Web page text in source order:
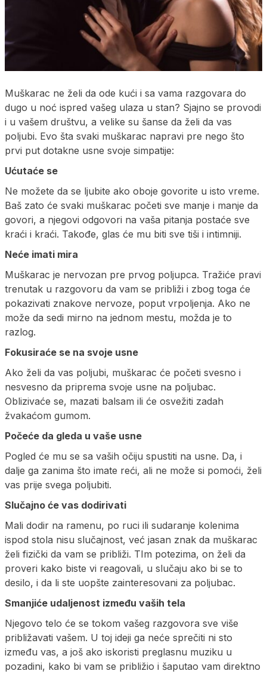
Muškarac ne želi da ode kući i sa vama razgovara do
dugo u noć ispred vašeg ulaza u stan? Sjajno se provodi
i u vašem društvu, a velike su šanse da želi da vas
poljubi. Evo šta svaki muškarac napravi pre nego što
prvi put dotakne usne svoje simpatije:
Ućutaće se
Ne možete da se ljubite ako oboje govorite u isto vreme.
Baš zato će svaki muškarac početi sve manje i manje da
govori, a njegovi odgovori na vaša pitanja postaće sve
kraći i kraći. Takođe, glas će mu biti sve tiši i intimniji.
Neće imati mira
Muškarac je nervozan pre prvog poljupca. Tražiće pravi
trenutak u razgovoru da vam se približi i zbog toga će
pokazivati znakove nervoze, poput vrpoljenja. Ako ne
može da sedi mirno na jednom mestu, možda je to
razlog.
Fokusiraće se na svoje usne
Ako želi da vas poljubi, muškarac će početi svesno i
nesvesno da priprema svoje usne na poljubac.
Oblizivaće se, mazati balsam ili će osvežiti zadah
žvakaćom gumom.
Počeće da gleda u vaše usne
Pogled će mu se sa vaših očiju spustiti na usne. Da, i
dalje ga zanima što imate reći, ali ne može si pomoći, želi
vas prije svega poljubiti.
Slučajno će vas dodirivati
Mali dodir na ramenu, po ruci ili sudaranje kolenima
ispod stola nisu slučajnost, već jasan znak da muškarac
želi fizički da vam se približi. TIm potezima, on želi da
proveri kako biste vi reagovali, u slučaju ako bi se to
desilo, i da li ste uopšte zainteresovani za poljubac.
Smanjiće udaljenost između vaših tela
Njegovo telo će se tokom vašeg razgovora sve više
približavati vašem. U toj ideji ga neće sprečiti ni sto
između vas, a još ako iskoristi preglasnu muziku u
pozadini, kako bi vam se približio i šaputao vam direktno